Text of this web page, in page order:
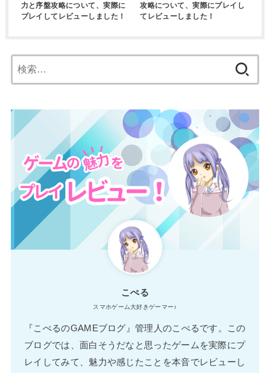
力と序盤攻略について、実際に
プレイしてレビューしました！
攻略について、実際にプレイし
てレビューしました！
索:
こぺる
スマホゲーム大好きゲーマー♪
『こぺるのGAMEブログ』管理人のこぺるです。この
ブログでは、面白そうだなと思ったゲームを実際にプ
レイしてみて、魅力や感じたことを本音でレビューし